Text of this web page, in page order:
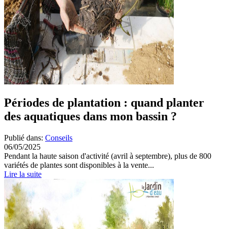
Périodes de plantation : quand planter
des aquatiques dans mon bassin ?
Publié dans: Conseils
06/05/2025
Pendant la haute saison d'activité (avril à septembre), plus de 800
variétés de plantes sont disponibles à la vente...
Lire la suite